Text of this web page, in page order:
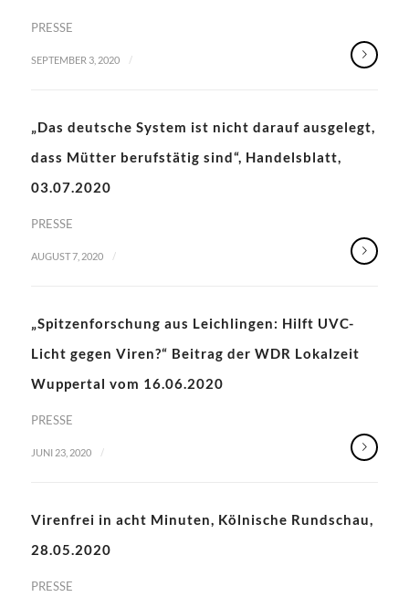
PRESSE
SEPTEMBER 3, 2020 /
„Das deutsche System ist nicht darauf ausgelegt,
dass Mütter berufstätig sind“, Handelsblatt,
03.07.2020
PRESSE
AUGUST 7, 2020 /
„Spitzenforschung aus Leichlingen: Hilft UVC-
Licht gegen Viren?“ Beitrag der WDR Lokalzeit
Wuppertal vom 16.06.2020
PRESSE
JUNI 23, 2020 /
Virenfrei in acht Minuten, Kölnische Rundschau,
28.05.2020
PRESSE